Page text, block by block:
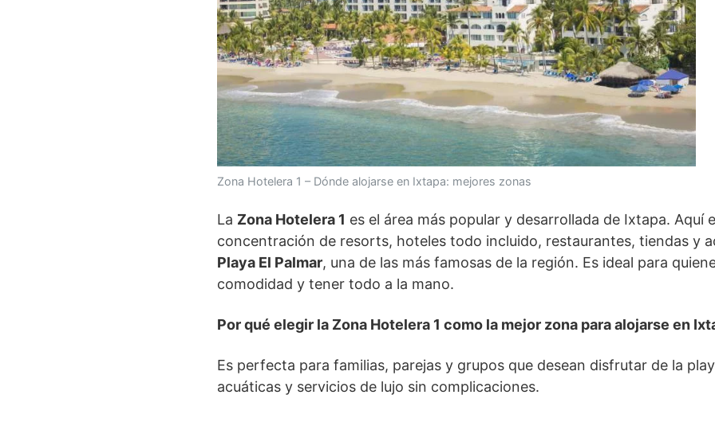
Zona Hotelera 1 – Dónde alojarse en Ixtapa: mejores zonas
La Zona Hotelera 1 es el área más popular y desarrollada de Ixtapa. Aquí
concentración de resorts, hoteles todo incluido, restaurantes, tiendas y
Playa El Palmar, una de las más famosas de la región. Es ideal para
comodidad y tener todo a la mano.
Por qué elegir la Zona Hotelera 1 como la mejor zona para alojarse en
Es perfecta para familias, parejas y grupos que desean disfrutar de la
acuáticas y servicios de lujo sin complicaciones.